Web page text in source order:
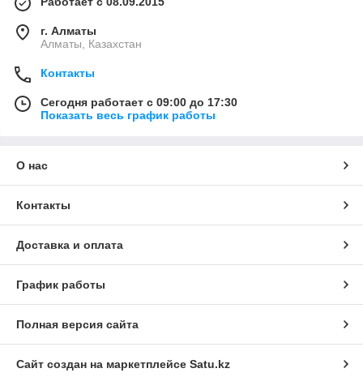
г. Алматы
Алматы, Казахстан
Контакты
Сегодня работает с 09:00 до 17:30
Показать весь график работы
О нас
Контакты
Доставка и оплата
График работы
Полная версия сайта
Сайт создан на маркетплейсе Satu.kz